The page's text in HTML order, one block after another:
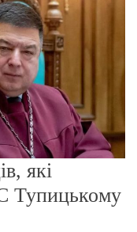
о
е
ж
у
які
Тупицькому